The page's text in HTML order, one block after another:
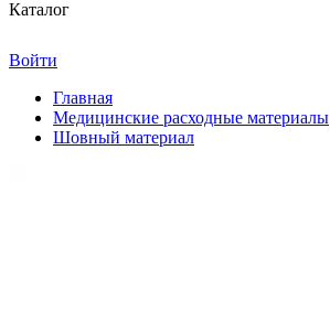
Каталог
Войти
Главная
Медицинские расходные материалы
Шовный материал